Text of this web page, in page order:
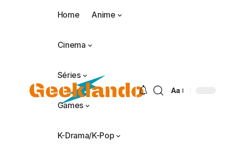
Home Anime
Cinema
Séries
Games
K-Drama/K-Pop
Aa